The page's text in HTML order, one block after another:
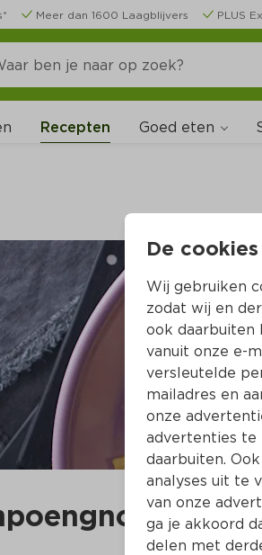
Meer dan 1600 Laagblijvers PLUS
Recepten Goed eten
De cookies
Wij gebruiken
zodat wij en
ook daarbuiten
vanuit onze e-
versleutelde
mailadres en
onze
advertenties te
daarbuiten.
analyses uit te
van onze
ga je akkoord
delen met